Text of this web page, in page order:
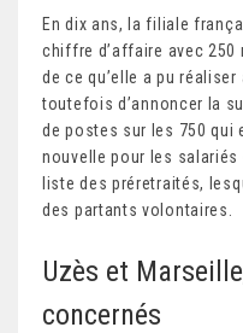
En dix ans, la filiale
chiffre d’affaire avec 250
de ce qu’elle a pu
toutefois d’annoncer la
de postes sur les 750 qui
nouvelle pour les
liste des préretraités,
des partants volontaires.
Uzès et
concernés